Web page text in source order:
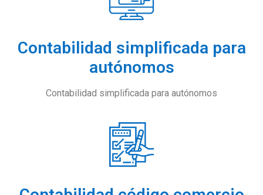
Contabilidad simplificada para
autónomos
Contabilidad simplificada para autónomos